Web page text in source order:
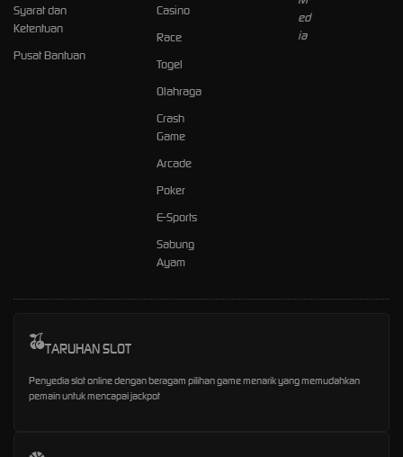
Syarat dan
Ketentuan
Pusat Bantuan
Casino
Race
Togel
Olahraga
Crash
Game
Arcade
Poker
E-Sports
Sabung
Ayam
TARUHAN SLOT
Penyedia slot online dengan beragam pilihan game menarik yang memudahkan
pemain untuk mencapai jackpot